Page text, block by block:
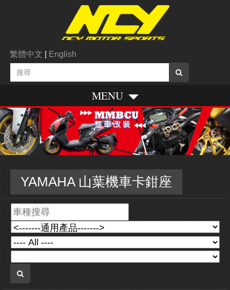
繁體中文 English
MENU
YAMAHA 山葉機車卡鉗座